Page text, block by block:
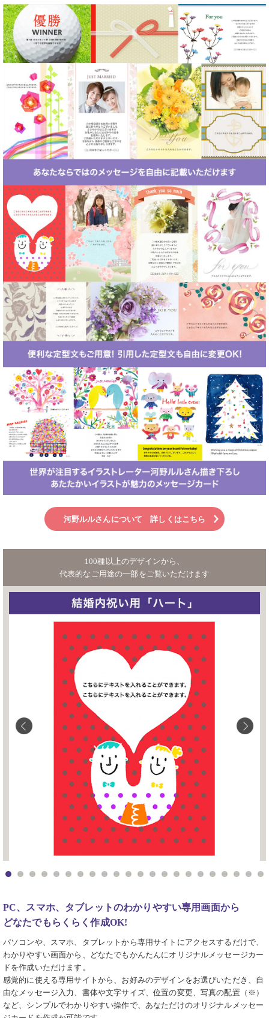
河野ルルさんについて 詳しくはこちら
100種以上のデザインから、
代表的なご用途の一部をご覧いただけます
PC、スマホ、タブレットのわかりやすい専用画面から
どなたでもらくらく作成OK!
パソコンや、スマホ、タブレットから専用サイトにアクセスするだけで、
わかりやすい画面から、どなたでもかんたんにオリジナルメッセージカー
ドを作成いただけます。
感覚的に使える専用サイトから、お好みのデザインをお選びいただき、自
由なメッセージ入力、書体や文字サイズ、位置の変更、写真の配置（※）
など、シンプルでわかりやすい操作で、あなただけのオリジナルメッセー